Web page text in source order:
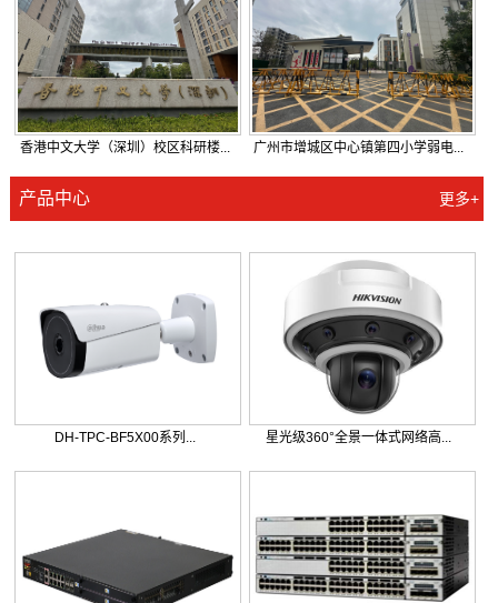
香港中文大学（深圳）校区科研楼... 广州市增城区中心镇第四小学弱电...
产品中心 更多+
DH-TPC-BF5X00系列... 星光级360°全景一体式网络高...